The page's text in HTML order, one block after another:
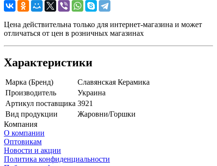
Цена действительна только для интернет-магазина и может
отличаться от цен в розничных магазинах
Характеристики
Марка (Бренд)
Славянская Керамика
Производитель
Украина
Артикул поставщика 3921
Вид продукции
Жаровни/Горшки
Компания
О компании
Оптовикам
Новости и акции
Политика конфиденциальности